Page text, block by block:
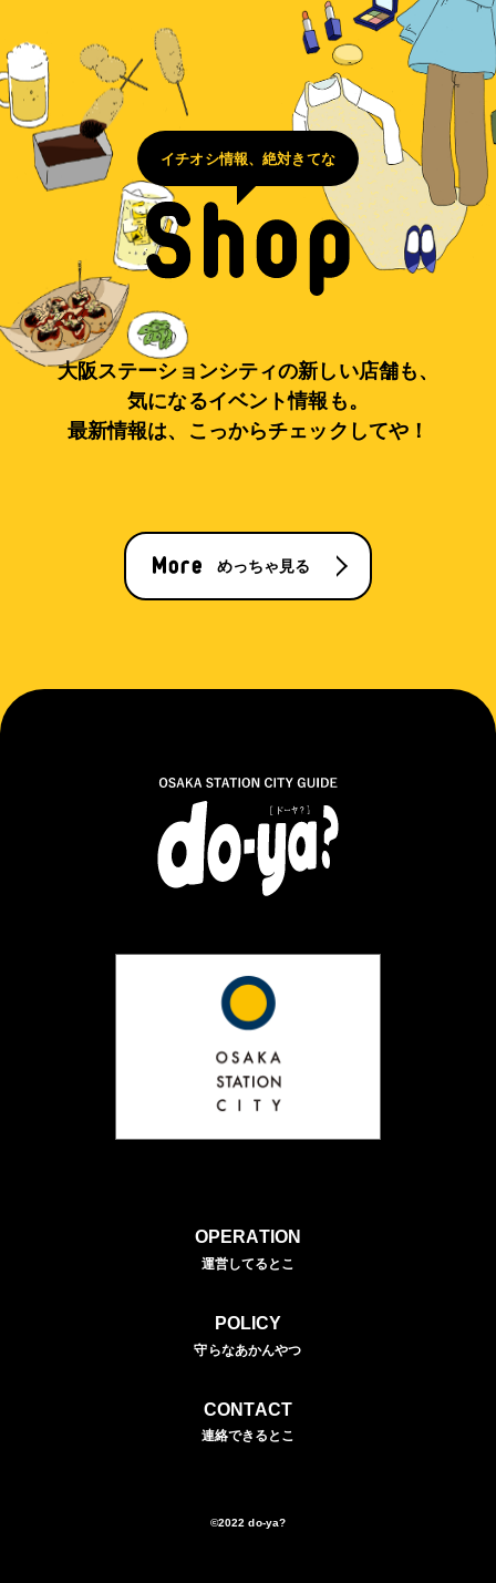
イチオシ情報、絶対きてな
大阪ステーションシティの新しい店舗も、
気になるイベント情報も。
最新情報は、こっからチェックしてや！
めっちゃ見る
OPERATION
運営してるとこ
POLICY
守らなあかんやつ
CONTACT
連絡できるとこ
©2022 do-ya?